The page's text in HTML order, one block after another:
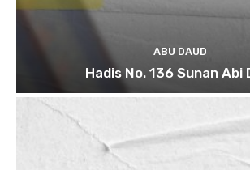
ABU DAUD
Hadis No. 136 Sunan Abi